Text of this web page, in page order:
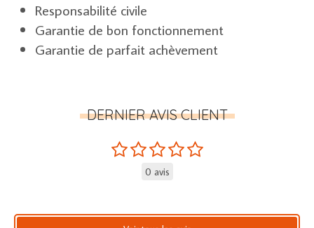
Responsabilité civile
Garantie de bon fonctionnement
Garantie de parfait achèvement
DERNIER AVIS CLIENT
0 avis